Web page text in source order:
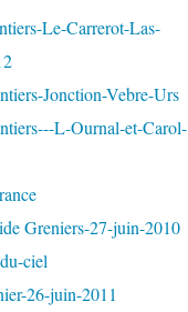
Le-Carrerot-Las-
Jonction-Vebre-Urs
L-Ournal-et-Carol-
Greniers-27-juin-2010
ciel
26-juin-2011